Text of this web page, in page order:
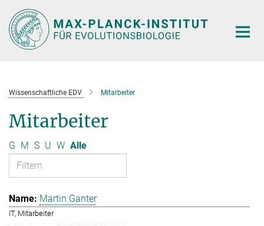
Hauptinhalt
Wissenschaftliche EDV Mitarbeiter
Mitarbeiter
G M S U W Alle
Martin Ganter
IT, Mitarbeiter